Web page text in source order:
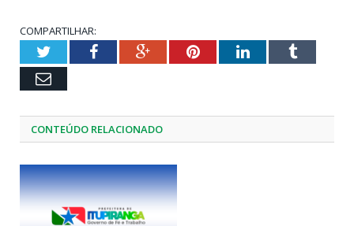
COMPARTILHAR:
TwitterFacebookGoogle+PinterestLinkedInTumblr
Email
CONTEÚDO RELACIONADO